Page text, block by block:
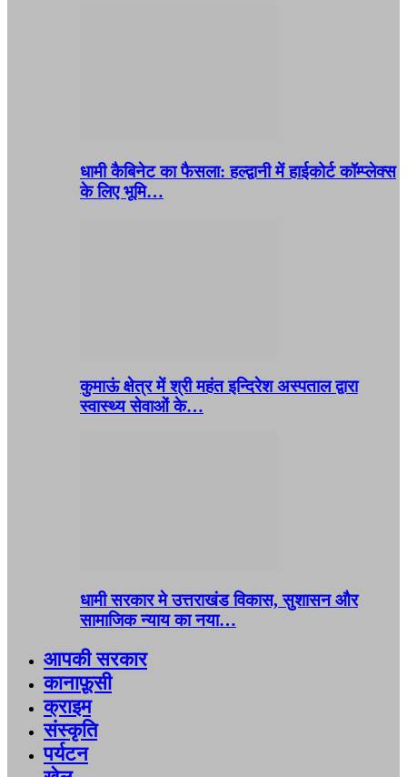
धामी कैबिनेट का फैसला: हल्द्वानी में हाईकोर्ट कॉम्प्लेक्स
के लिए भूमि…
कुमाऊं क्षेत्र में श्री महंत इन्दिरेश अस्पताल द्वारा
स्वास्थ्य सेवाओं के…
धामी सरकार मे उत्तराखंड विकास, सुशासन और
सामाजिक न्याय का नया…
आपकी सरकार
कानाफ़ूसी
क्राइम
संस्कृति
पर्यटन